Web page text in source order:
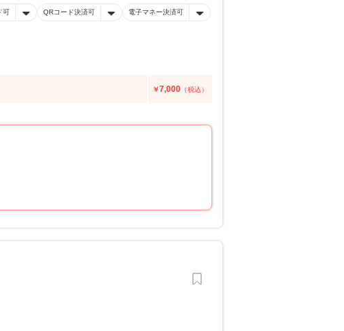
可 QRコード決済可 電子マネー決済可
￥7,000 （税込）